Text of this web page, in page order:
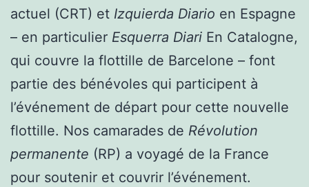
actuel (CRT) et Izquierda Diario en Espagne
– en particulier Esquerra Diari En Catalogne,
qui couvre la flottille de Barcelone – font
partie des bénévoles qui participent à
l’événement de départ pour cette nouvelle
flottille. Nos camarades de Révolution
permanente (RP) a voyagé de la France
pour soutenir et couvrir l’événement.